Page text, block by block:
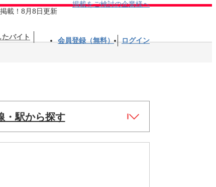
載！8月8日更新
掲載をご検討の企業様へ
バイト 会員登録（無料） ログイン
・駅から探す